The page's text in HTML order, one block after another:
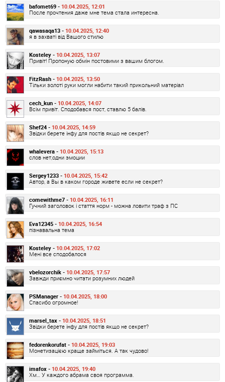
bafomet69 - 10.04.2025, 12:01
После прочтения даже мне тема стала интересна.
qawasaqa13 - 10.04.2025, 12:40
я в захваті від Вашого стилю
Kosteley - 10.04.2025, 13:07
Привіт! Пропоную обмін постовими з вашим блогом.
FitzRash - 10.04.2025, 13:50
Тільки золоті руки могли набити такий прикольний матеріал
cech_kun - 10.04.2025, 14:07
Всім привіт. Сподобався пост, ставлю 5 балів.
Shef24 - 10.04.2025, 14:59
Звідки берете інфу для постів якщо не секрет?
whalevera - 10.04.2025, 15:13
слов нет,одни эмоции
Sergey1233 - 10.04.2025, 15:42
Автор, а Вы в каком городе живете если не секрет?
comewithme7 - 10.04.2025, 16:11
Гучний заголовок і стаття норм - можна ловити траф з ПС
Eva12345 - 10.04.2025, 16:54
пізнавальна тема
Kosteley - 10.04.2025, 17:02
Мені все сподобалося
vbelozorchik - 10.04.2025, 17:57
Завжди приємно читати розумних людей
PSManager - 10.04.2025, 18:00
Спасибо огромное!
marsel_tax - 10.04.2025, 18:51
Звідки берете інфу для постів якщо не секрет?
fedorenkorufat - 10.04.2025, 19:03
Монетизацією краще займіться. А так чудово!
imafox - 10.04.2025, 19:40
Хм… У каждого абрама своя программа.